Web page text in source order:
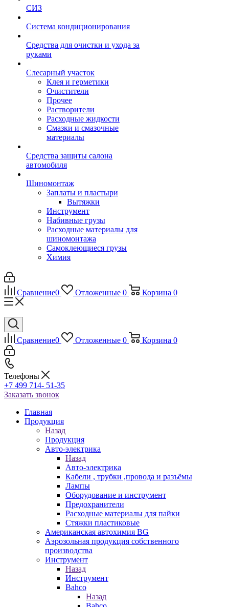
СИЗ
Система кондиционирования
Средства для очистки и ухода за
руками
Слесарный участок
Клея и герметики
Очистители
Прочее
Растворители
Расходные жидкости
Смазки и смазочные
материалы
Средства защиты салона
автомобиля
Шиномонтаж
Заплаты и пластыри
Вытяжки
Инструмент
Набивные грузы
Расходные материалы для
шиномонтажа
Самоклеющиеся грузы
Химия
Сравнение0 Отложенные 0 Корзина 0
Сравнение0 Отложенные 0 Корзина 0
Телефоны
+7 499 714- 51-35
Заказать звонок
Главная
Продукция
Назад
Продукция
Авто-электрика
Назад
Авто-электрика
Кабели , трубки ,провода и разъёмы
Лампы
Оборудование и инструмент
Предохранители
Расходные материалы для пайки
Стяжки пластиковые
Американская автохимия BG
Аэрозольная продукция собственного
производства
Инструмент
Назад
Инструмент
Bahco
Назад